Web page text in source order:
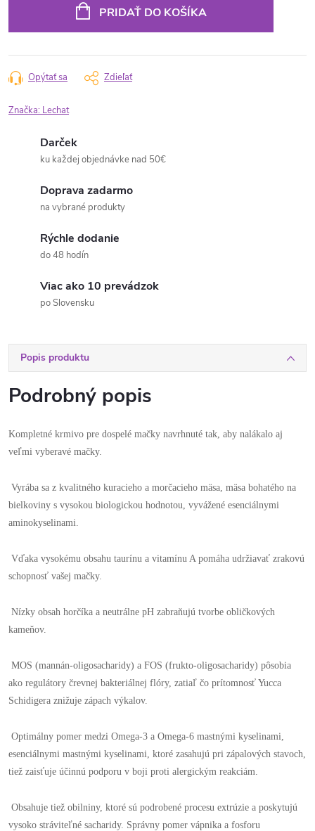
PRIDAŤ DO KOŠÍKA
Opýtať sa Zdieľať
Značka: Lechat
Darček
ku každej objednávke nad 50€
Doprava zadarmo
na vybrané produkty
Rýchle dodanie
do 48 hodín
Viac ako 10 prevádzok
po Slovensku
Popis produktu
Podrobný popis
Kompletné krmivo pre dospelé mačky navrhnuté tak, aby nalákalo aj
veľmi vyberavé mačky.
Vyrába sa z kvalitného kuracieho a morčacieho mäsa, mäsa bohatého na
bielkoviny s vysokou biologickou hodnotou, vyvážené esenciálnymi
aminokyselinami.
Vďaka vysokému obsahu taurínu a vitamínu A pomáha udržiavať zrakovú
schopnosť vašej mačky.
Nízky obsah horčíka a neutrálne pH zabraňujú tvorbe obličkových
kameňov.
MOS (mannán-oligosacharidy) a FOS (frukto-oligosacharidy) pôsobia
ako regulátory črevnej bakteriálnej flóry, zatiaľ čo prítomnosť Yucca
Schidigera znižuje zápach výkalov.
Optimálny pomer medzi Omega-3 a Omega-6 mastnými kyselinami,
esenciálnymi mastnými kyselinami, ktoré zasahujú pri zápalových stavoch,
tiež zaisťuje účinnú podporu v boji proti alergickým reakciám.
Obsahuje tiež obilniny, ktoré sú podrobené procesu extrúzie a poskytujú
vysoko stráviteľné sacharidy. Správny pomer vápnika a fosforu